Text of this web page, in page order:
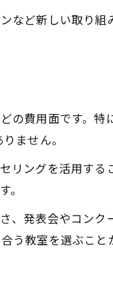
の傾向
た
較
教室の特徴
など新しい取り
費用面です。特
ません。
リングを活用す
。
、発表会やコン
う教室を選ぶこと